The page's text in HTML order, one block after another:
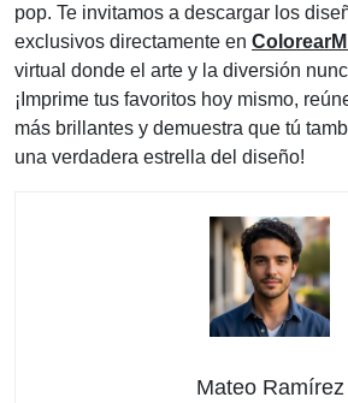
pop. Te invitamos a descargar los
exclusivos directamente en
virtual donde el arte y la diversión
¡Imprime tus favoritos hoy mismo,
más brillantes y demuestra que tú
una verdadera estrella del diseño!
Mateo Ramírez